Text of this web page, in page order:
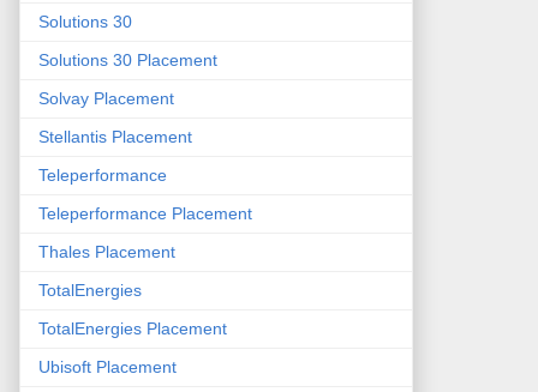
Solutions 30
Solutions 30 Placement
Solvay Placement
Stellantis Placement
Teleperformance
Teleperformance Placement
Thales Placement
TotalEnergies
TotalEnergies Placement
Ubisoft Placement